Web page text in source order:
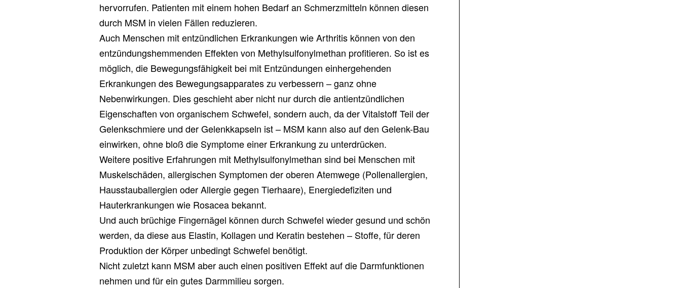
hervorrufen. Patienten mit einem hohen Bedarf an Schmerzmitteln können diesen
durch MSM in vielen Fällen reduzieren.
Auch Menschen mit entzündlichen Erkrankungen wie Arthritis können von den
entzündungshemmenden Effekten von Methylsulfonylmethan profitieren. So ist es
möglich, die Bewegungsfähigkeit bei mit Entzündungen einhergehenden
Erkrankungen des Bewegungsapparates zu verbessern – ganz ohne
Nebenwirkungen. Dies geschieht aber nicht nur durch die antientzündlichen
Eigenschaften von organischem Schwefel, sondern auch, da der Vitalstoff Teil der
Gelenkschmiere und der Gelenkkapseln ist – MSM kann also auf den Gelenk-Bau
einwirken, ohne bloß die Symptome einer Erkrankung zu unterdrücken.
Weitere positive Erfahrungen mit Methylsulfonylmethan sind bei Menschen mit
Muskelschäden, allergischen Symptomen der oberen Atemwege (Pollenallergien,
Hausstauballergien oder Allergie gegen Tierhaare), Energiedefiziten und
Hauterkrankungen wie Rosacea bekannt.
Und auch brüchige Fingernägel können durch Schwefel wieder gesund und schön
werden, da diese aus Elastin, Kollagen und Keratin bestehen – Stoffe, für deren
Produktion der Körper unbedingt Schwefel benötigt.
Nicht zuletzt kann MSM aber auch einen positiven Effekt auf die Darmfunktionen
nehmen und für ein gutes Darmmilieu sorgen.